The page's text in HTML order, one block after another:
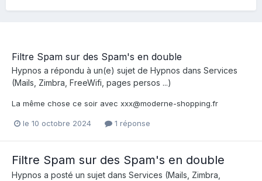
Filtre Spam sur des Spam's en double
Hypnos a répondu à un(e) sujet de Hypnos dans Services
(Mails, Zimbra, FreeWifi, pages persos ...)
La même chose ce soir avec xxx@moderne-shopping.fr
le 10 octobre 2024 1 réponse
Filtre Spam sur des Spam's en double
Hypnos a posté un sujet dans Services (Mails, Zimbra,